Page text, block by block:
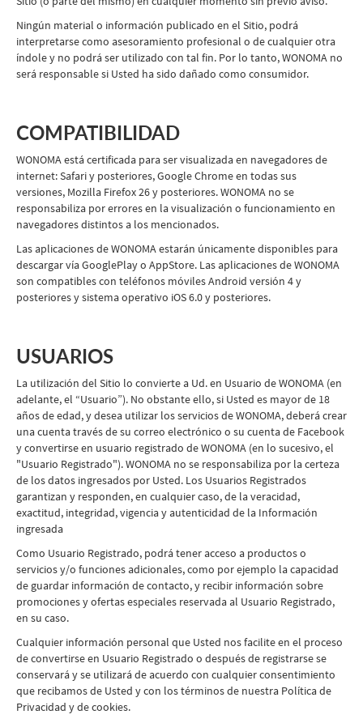
Ningún material o información publicado en el Sitio, podrá
interpretarse como asesoramiento profesional o de cualquier otra
índole y no podrá ser utilizado con tal fin. Por lo tanto, WONOMA no
será responsable si Usted ha sido dañado como consumidor.
COMPATIBILIDAD
WONOMA está certificada para ser visualizada en navegadores de
internet: Safari y posteriores, Google Chrome en todas sus
versiones, Mozilla Firefox 26 y posteriores. WONOMA no se
responsabiliza por errores en la visualización o funcionamiento en
navegadores distintos a los mencionados.
Las aplicaciones de WONOMA estarán únicamente disponibles para
descargar vía GooglePlay o AppStore. Las aplicaciones de WONOMA
son compatibles con teléfonos móviles Android versión 4 y
posteriores y sistema operativo iOS 6.0 y posteriores.
USUARIOS
La utilización del Sitio lo convierte a Ud. en Usuario de WONOMA (en
adelante, el “Usuario”). No obstante ello, si Usted es mayor de 18
años de edad, y desea utilizar los servicios de WONOMA, deberá crear
una cuenta través de su correo electrónico o su cuenta de Facebook
y convertirse en usuario registrado de WONOMA (en lo sucesivo, el
"Usuario Registrado"). WONOMA no se responsabiliza por la certeza
de los datos ingresados por Usted. Los Usuarios Registrados
garantizan y responden, en cualquier caso, de la veracidad,
exactitud, integridad, vigencia y autenticidad de la Información
ingresada
Como Usuario Registrado, podrá tener acceso a productos o
servicios y/o funciones adicionales, como por ejemplo la capacidad
de guardar información de contacto, y recibir información sobre
promociones y ofertas especiales reservada al Usuario Registrado,
en su caso.
Cualquier información personal que Usted nos facilite en el proceso
de convertirse en Usuario Registrado o después de registrarse se
conservará y se utilizará de acuerdo con cualquier consentimiento
que recibamos de Usted y con los términos de nuestra Política de
Privacidad y de cookies.